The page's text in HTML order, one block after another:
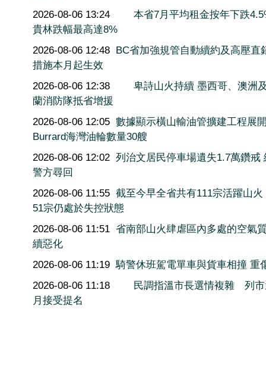
2026-08-06 13:24
本省7月平均租金按年下跌
貴林跌幅最高達8%
2026-08-06 12:48 BC省加強規管自動續約及高壓直
措施本月起生效
2026-08-06 12:38
卑詩山火持續 墨西哥、澳洲
蘭消防隊抵省增援
2026-08-06 12:05 數據顯示橫山輸油管擴建工程展
Burrard海灣油輪數量30艘
2026-08-06 12:02 列治文居民停車場遺失1.7萬鑽戒
警方尋回
2026-08-06 11:55 截至今早全省共有111宗活躍山火
51宗仍處於失控狀態
2026-08-06 11:51 省南部山火肆虐區內多處的空氣
續惡化
2026-08-06 11:19 騎警休班駕電單車與貨車相撞 重
2026-08-06 11:18
民調指溫市長選情複雜 列
月接受提名